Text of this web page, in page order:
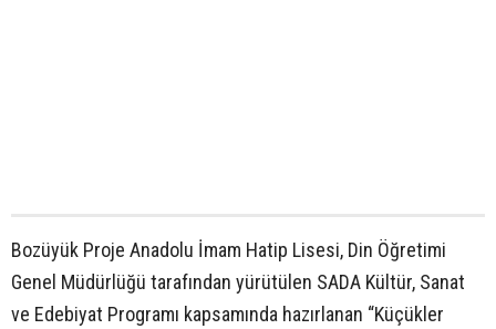
Bozüyük Proje Anadolu İmam Hatip Lisesi, Din Öğretimi
Genel Müdürlüğü tarafından yürütülen SADA Kültür, Sanat
ve Edebiyat Programı kapsamında hazırlanan “Küçükler